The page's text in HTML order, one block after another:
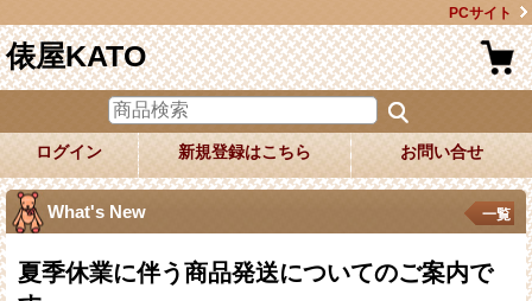
PCサイト
俵屋KATO
ログイン 新規登録はこちら お問い合せ
What's New 一覧
夏季休業に伴う商品発送についてのご案内で